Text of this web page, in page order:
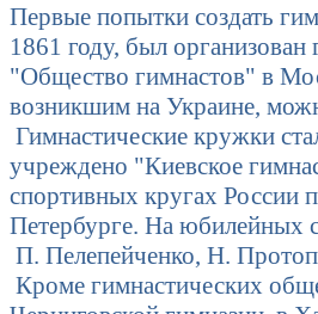
Первые попытки создать
1861 году, был
"Общество гимнастов" в
возникшим на Украине,
Гимнастические кружки
учреждено "Киевское
спортивных кругах России
Петербурге. На юбилейных
П. Пелепейченко, Н.
Кроме гимнастических